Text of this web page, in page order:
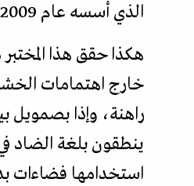
الذي أسسه عام 2009 كفضاء مسرحي مستقل للتجريب والبحث واستكشاف الطاقات الشابة.
خارج اهتمامات
راهنة، وإذا بصمويل
ينطقون بلغة الضاد
استخدامها فضاءات